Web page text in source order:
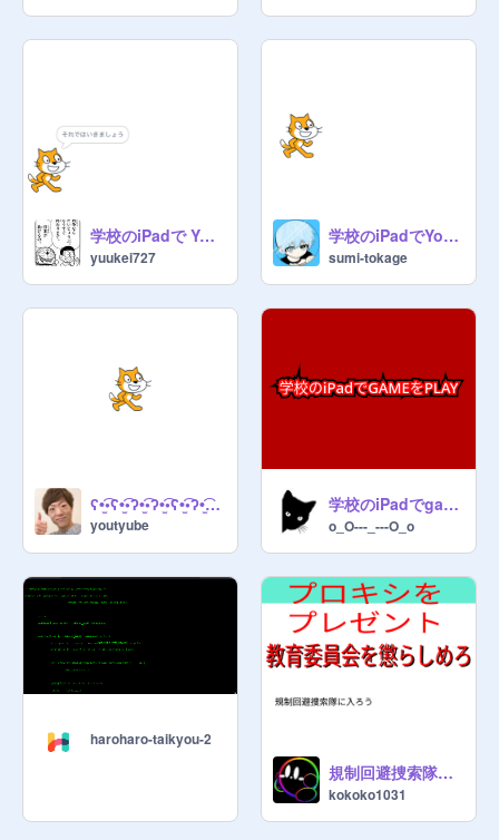
学校のiPadで YouTube見る方法 remix
yuukei727
学校のiPadでYouTubeみよ？
sumi-tokage
ʕ•̫͡•ʕ•̫͡•ʔ•̫͡•ʔ•̫͡•ʕ•̫͡•ʔ•̫͡•ʕ•̫͡•ʕ•̫͡•ʔ•̫͡•ʔ•̫͡•ʕ•̫͡•ʔ•̫͡•ʔ
youtyube
学校のiPadでgameができるサイト
o_O---_---O_o
haroharo-taikyou-2
規制回避捜索隊＜拡散希望＞
kokoko1031